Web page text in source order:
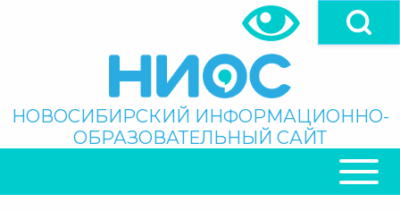
Поиск
НОВОСИБИРСКИЙ ИНФОРМАЦИОННО-
ОБРАЗОВАТЕЛЬНЫЙ САЙТ
НАВИГАЦИЯ